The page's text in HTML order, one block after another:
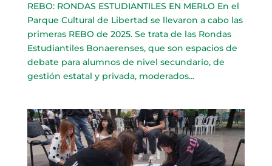
REBO: RONDAS ESTUDIANTILES EN MERLO En el
Parque Cultural de Libertad se llevaron a cabo las
primeras REBO de 2025. Se trata de las Rondas
Estudiantiles Bonaerenses, que son espacios de
debate para alumnos de nivel secundario, de
gestión estatal y privada, moderados...